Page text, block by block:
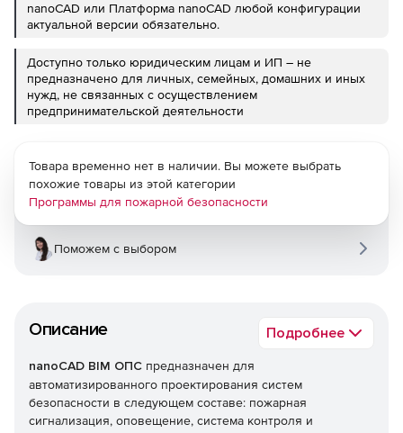
nanoCAD или Платформа nanoCAD любой конфигурации
актуальной версии обязательно.
Доступно только юридическим лицам и ИП – не
предназначено для личных, семейных, домашних и иных
нужд, не связанных с осуществлением
предпринимательской деятельности
Описание Подробнее
nanoCAD BIM ОПС предназначен для
автоматизированного проектирования систем
безопасности в следующем составе: пожарная
сигнализация, оповещение, система контроля и
Товара временно нет в наличии. Вы можете выбрать
похожие товары из этой категории
Программы для пожарной безопасности
Поможем с выбором